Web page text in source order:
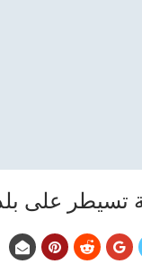
تسيطر على